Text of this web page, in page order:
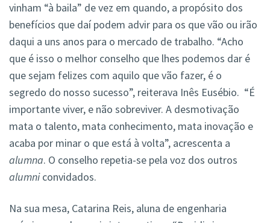
vinham “à baila” de vez em quando, a propósito dos
benefícios que daí podem advir para os que vão ou irão
daqui a uns anos para o mercado de trabalho. “Acho
que é isso o melhor conselho que lhes podemos dar é
que sejam felizes com aquilo que vão fazer, é o
segredo do nosso sucesso”, reiterava Inês Eusébio. “É
importante viver, e não sobreviver. A desmotivação
mata o talento, mata conhecimento, mata inovação e
acaba por minar o que está à volta”, acrescenta a
alumna. O conselho repetia-se pela voz dos outros
alumniconvidados.
Na sua mesa, Catarina Reis, aluna de engenharia